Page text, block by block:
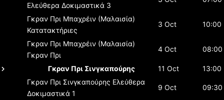
Ελεύθερα Δοκιμαστικά 3
Γκραν Πρι Μπαχρέιν (Μαλαισία)
Κατατακτήριες
3 Oct 10:00
Γκραν Πρι Μπαχρέιν (Μαλαισία)
Γκραν Πρι
4 Oct 08:00
Γκραν Πρι Σινγκαπούρης 11 Oct
13:00
Γκραν Πρι Σινγκαπούρης Ελεύθερα
Δοκιμαστικά 1
9 Oct 09:30